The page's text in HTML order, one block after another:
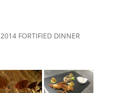
2014 FORTIFIED DINNER